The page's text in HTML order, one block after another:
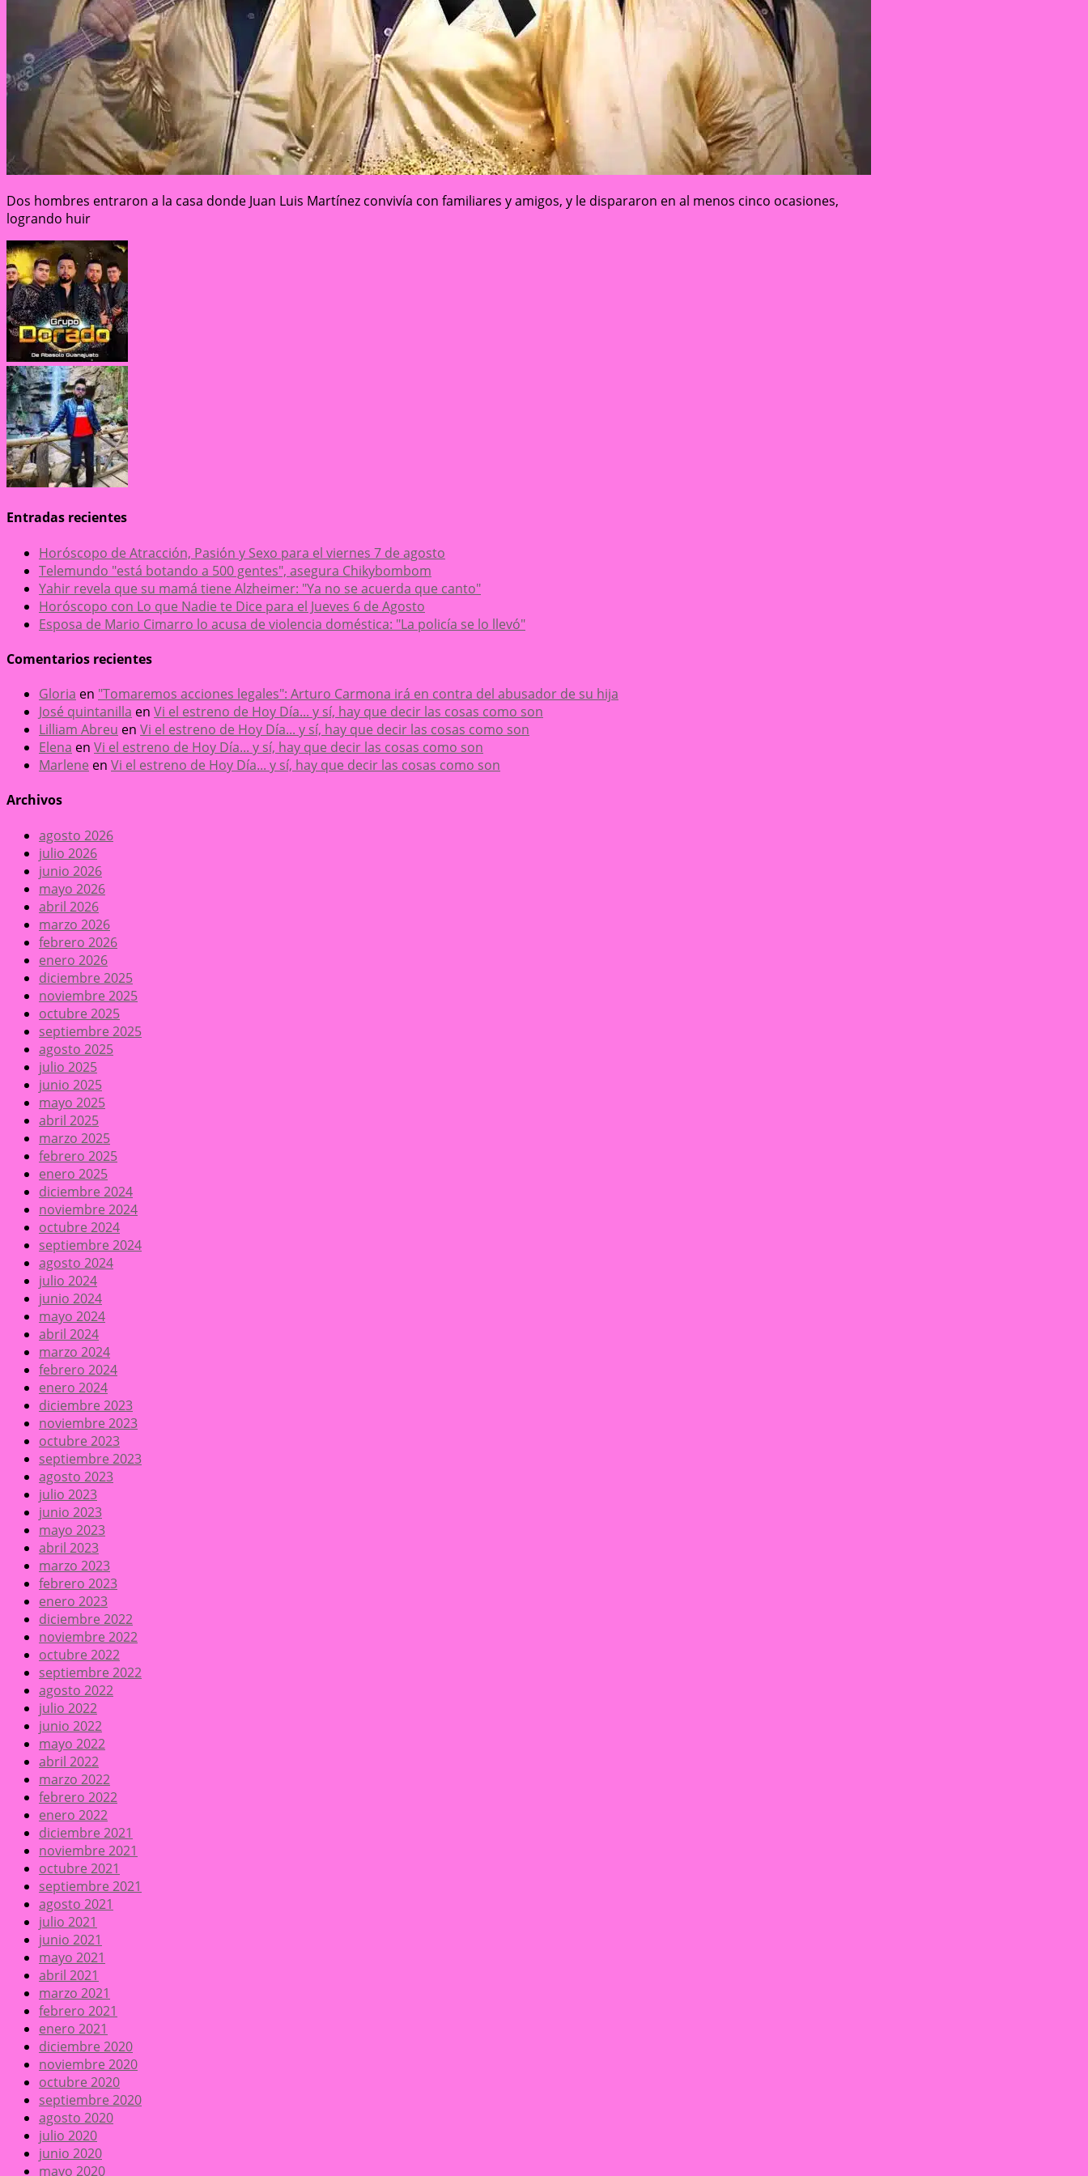
Dos hombres entraron a la casa donde Juan Luis Martínez convivía con familiares y amigos, y le dispararon en al menos cinco ocasiones,
logrando huir
Entradas recientes
Horóscopo de Atracción, Pasión y Sexo para el viernes 7 de agosto
Telemundo "está botando a 500 gentes", asegura Chikybombom
Yahir revela que su mamá tiene Alzheimer: "Ya no se acuerda que canto"
Horóscopo con Lo que Nadie te Dice para el Jueves 6 de Agosto
Esposa de Mario Cimarro lo acusa de violencia doméstica: "La policía se lo llevó"
Comentarios recientes
Gloria en "Tomaremos acciones legales": Arturo Carmona irá en contra del abusador de su hija
José quintanilla en Vi el estreno de Hoy Día... y sí, hay que decir las cosas como son
Lilliam Abreu en Vi el estreno de Hoy Día... y sí, hay que decir las cosas como son
Elena en Vi el estreno de Hoy Día... y sí, hay que decir las cosas como son
Marlene en Vi el estreno de Hoy Día... y sí, hay que decir las cosas como son
Archivos
agosto 2026
julio 2026
junio 2026
mayo 2026
abril 2026
marzo 2026
febrero 2026
enero 2026
diciembre 2025
noviembre 2025
octubre 2025
septiembre 2025
agosto 2025
julio 2025
junio 2025
mayo 2025
abril 2025
marzo 2025
febrero 2025
enero 2025
diciembre 2024
noviembre 2024
octubre 2024
septiembre 2024
agosto 2024
julio 2024
junio 2024
mayo 2024
abril 2024
marzo 2024
febrero 2024
enero 2024
diciembre 2023
noviembre 2023
octubre 2023
septiembre 2023
agosto 2023
julio 2023
junio 2023
mayo 2023
abril 2023
marzo 2023
febrero 2023
enero 2023
diciembre 2022
noviembre 2022
octubre 2022
septiembre 2022
agosto 2022
julio 2022
junio 2022
mayo 2022
abril 2022
marzo 2022
febrero 2022
enero 2022
diciembre 2021
noviembre 2021
octubre 2021
septiembre 2021
agosto 2021
julio 2021
junio 2021
mayo 2021
abril 2021
marzo 2021
febrero 2021
enero 2021
diciembre 2020
noviembre 2020
octubre 2020
septiembre 2020
agosto 2020
julio 2020
junio 2020
mayo 2020